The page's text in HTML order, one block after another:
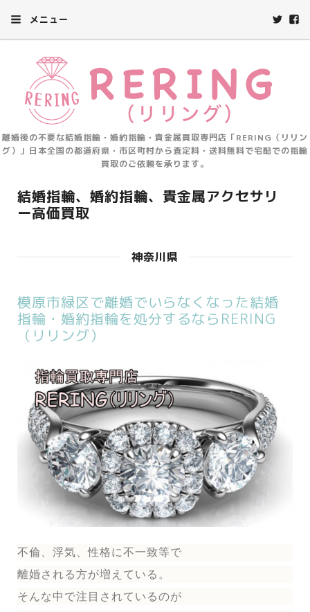
メニュー
離婚後の不要な結婚指輪・婚約指輪・貴金属買取専門店「RERING（リリン
グ）」日本全国の都道府県・市区町村から査定料・送料無料で宅配での指輪
買取のご依頼を承ります。
結婚指輪、婚約指輪、貴金属アクセサリ
ー高価買取
神奈川県
模原市緑区で離婚でいらなくなった結婚
指輪・婚約指輪を処分するならRERING
（リリング）
不倫、浮気、性格に不一致等で
離婚される方が増えている。
そんな中で注目されているのが